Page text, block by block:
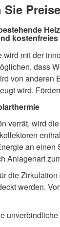
Sie
wird mit der
dass
von anderen
wird.
verrät, wird
an einen
Anlagenart
die
werden.